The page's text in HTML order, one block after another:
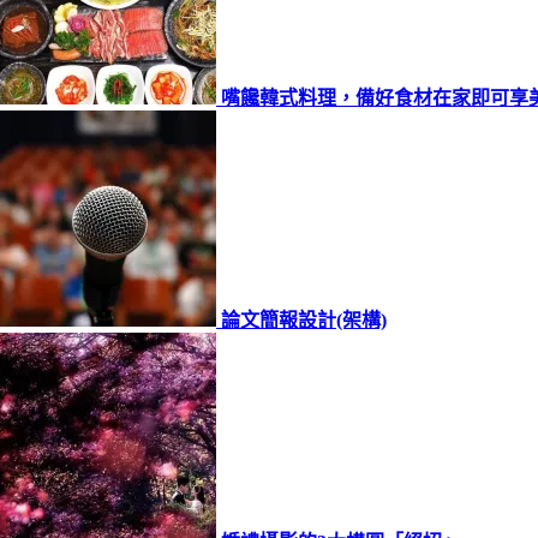
嘴饞韓式料理，備好食材在家即可享
論文簡報設計(架構)